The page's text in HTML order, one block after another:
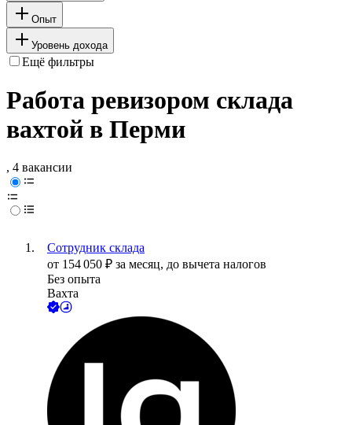
Опыт
Уровень дохода
Ещё фильтры
Работа ревизором склада
вахтой в Перми
, 4 вакансии
Сотрудник склада
от 154 050 ₽ за месяц, до вычета налогов
Без опыта
Вахта